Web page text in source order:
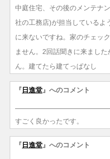
中庭住宅、その後のメンテナ
社の工務店)が担当しているよ
に来ないですね。家のチェッ
ません。2回話聞きに来まし
ん。建てたら建てっぱなし
『 日進堂 』へのコメント
すごく良かったです。
『 日進堂 』へのコメント